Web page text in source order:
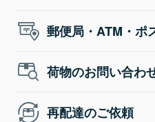
郵便局・ATM・ポ
荷物のお問い合わ
再配達のご依頼